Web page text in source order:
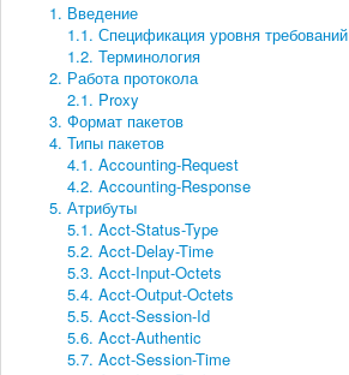
1. Введение
1.1. Спецификация уровня требований
1.2. Терминология
2. Работа протокола
2.1. Proxy
3. Формат пакетов
4. Типы пакетов
4.1. Accounting-Request
4.2. Accounting-Response
5. Атрибуты
5.1. Acct-Status-Type
5.2. Acct-Delay-Time
5.3. Acct-Input-Octets
5.4. Acct-Output-Octets
5.5. Acct-Session-Id
5.6. Acct-Authentic
5.7. Acct-Session-Time